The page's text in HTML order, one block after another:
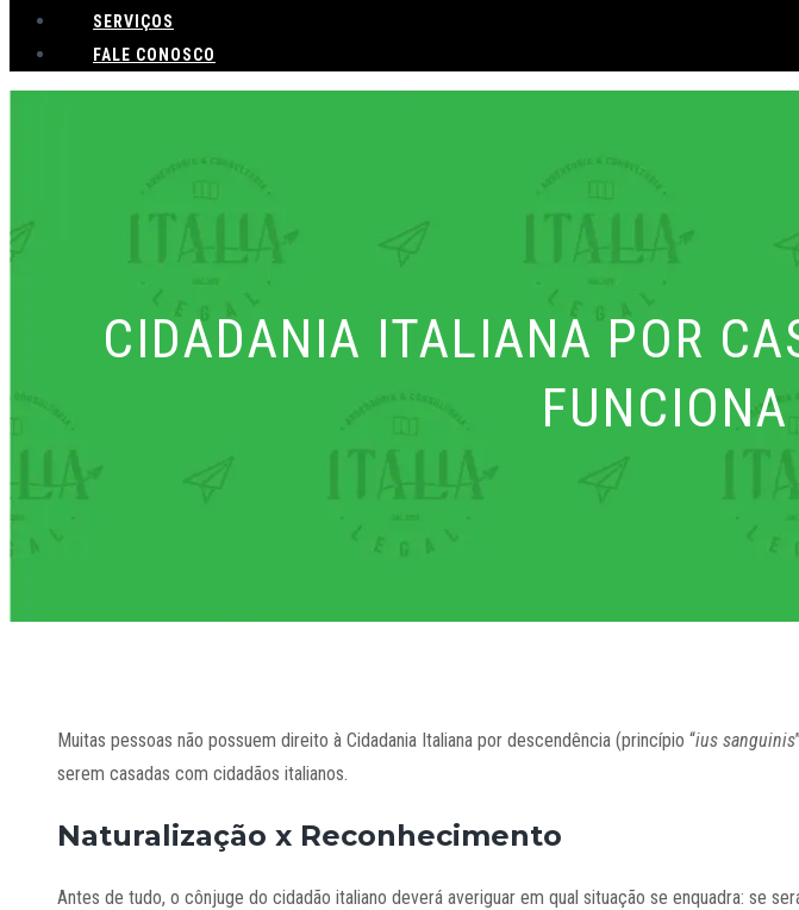
SERVIÇOS
FALE CONOSCO
CIDADANIA ITALIANA POR
FUNCIONA
Muitas pessoas não possuem direito à Cidadania Italiana por descendência (princípio “ius sanguinis
serem casadas com cidadãos italianos.
Naturalização x Reconhecimento
Antes de tudo, o cônjuge do cidadão italiano deverá averiguar em qual situação se enquadra: se